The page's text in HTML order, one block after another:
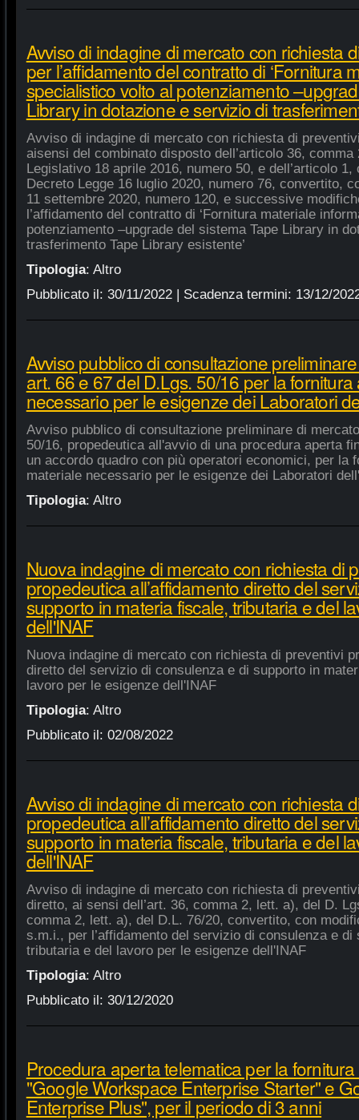
Avviso di indagine di mercato con richiesta
per l’affidamento del contratto di ‘Fornitura
specialistico volto al potenziamento
Library in dotazione e servizio di
Avviso di indagine di mercato con richiesta di
aisensi del combinato disposto dell’articolo 36,
Legislativo 18 aprile 2016, numero 50, e dell’articolo
Decreto Legge 16 luglio 2020, numero 76, convertito,
11 settembre 2020, numero 120, e successive
l’affidamento del contratto di ‘Fornitura materiale
potenziamento –upgrade del sistema Tape Library in
trasferimento Tape Library esistente’
Tipologia: Altro
Pubblicato il: 30/11/2022| Scadenza termini: 13/12/
Avviso pubblico di consultazione
art. 66 e 67 del D.Lgs. 50/16 per la
necessario per le esigenze dei Laboratori
Avviso pubblico di consultazione preliminare di
50/16, propedeutica all'avvio di una procedura aperta
un accordo quadro con più operatori economici, per la
materiale necessario per le esigenze dei Laboratori
Tipologia: Altro
Nuova indagine di mercato con richiesta di
propedeutica all’affidamento diretto del
supporto in materia fiscale, tributaria e del
dell'INAF
Nuova indagine di mercato con richiesta di preventivi
diretto del servizio di consulenza e di supporto in
lavoro per le esigenze dell'INAF
Tipologia: Altro
Pubblicato il: 02/08/2022
Avviso di indagine di mercato con richiesta
propedeutica all’affidamento diretto del
supporto in materia fiscale, tributaria e del
dell'INAF
Avviso di indagine di mercato con richiesta di
diretto, ai sensi dell’art. 36, comma 2, lett. a), del D.
comma 2, lett. a), del D.L. 76/20, convertito, con
s.m.i., per l’affidamento del servizio di consulenza e
tributaria e del lavoro per le esigenze dell'INAF
Tipologia: Altro
Pubblicato il: 30/12/2020
Procedura aperta telematica per la
"Google Workspace Enterprise Starter" e
Enterprise Plus", per il periodo di 3 anni